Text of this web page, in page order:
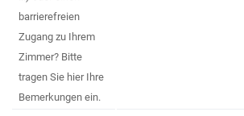
barrierefreien
Zugang zu Ihrem
Zimmer? Bitte
tragen Sie hier Ihre
Bemerkungen ein.